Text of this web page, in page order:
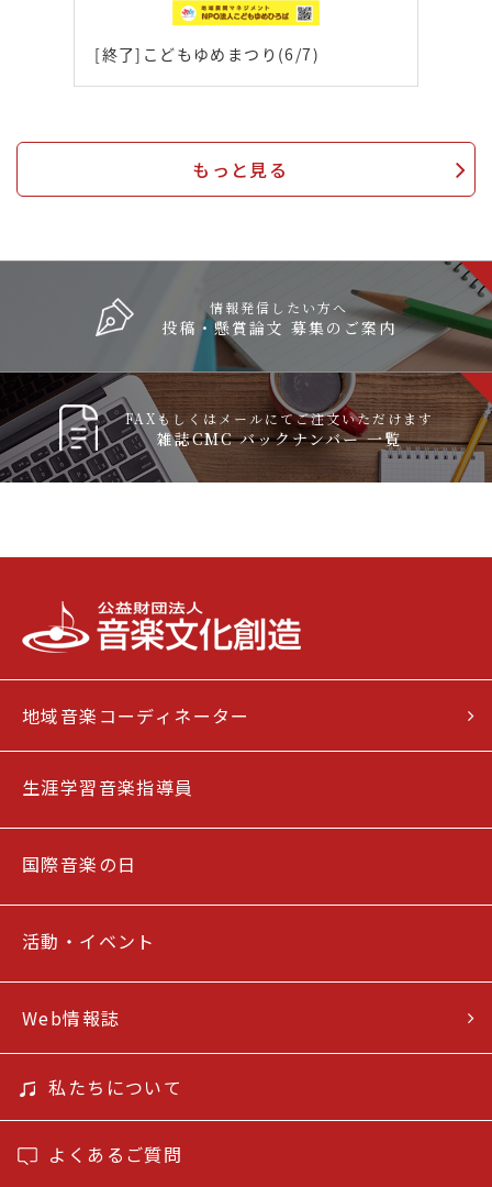
[終了]こどもゆめまつり(6/7)
もっと見る
情報発信したい方へ
投稿・懸賞論文 募集のご案内
FAXもしくはメールにてご注文いただけます
雑誌CMC バックナンバー 一覧
地域音楽コーディネーター
生涯学習音楽指導員
国際音楽の日
活動・イベント
Web情報誌
私たちについて
よくあるご質問